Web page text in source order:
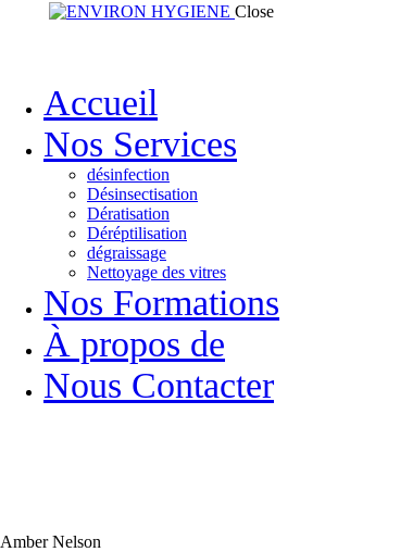
Close
Accueil
Nos Services
désinfection
Désinsectisation
Dératisation
Déréptilisation
dégraissage
Nettoyage des vitres
Nos Formations
À propos de
Nous Contacter
Amber Nelson